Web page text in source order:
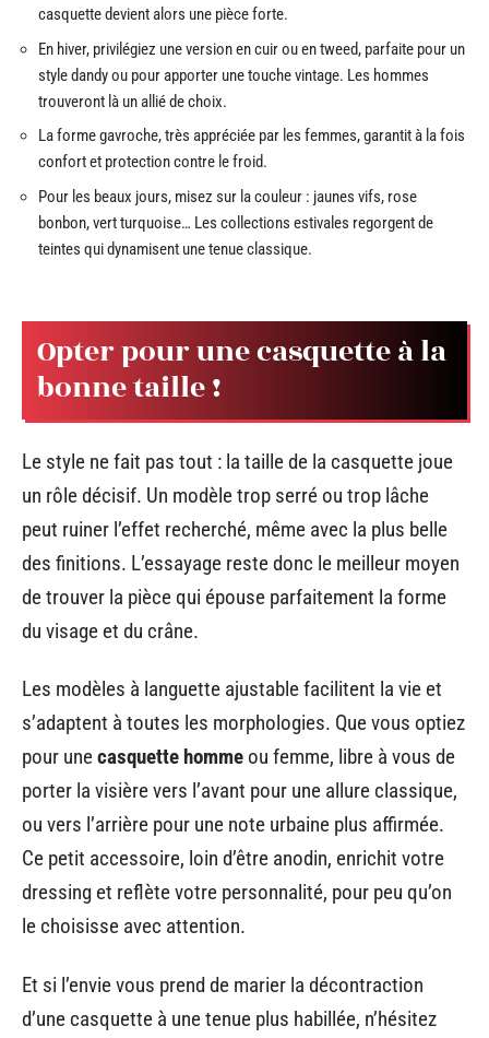
casquette devient alors une pièce forte.
En hiver, privilégiez une version en cuir ou en tweed, parfaite pour un
style dandy ou pour apporter une touche vintage. Les hommes
trouveront là un allié de choix.
La forme gavroche, très appréciée par les femmes, garantit à la fois
confort et protection contre le froid.
Pour les beaux jours, misez sur la couleur : jaunes vifs, rose
bonbon, vert turquoise… Les collections estivales regorgent de
teintes qui dynamisent une tenue classique.
Opter pour une casquette à la
bonne taille !
Le style ne fait pas tout : la taille de la casquette joue
un rôle décisif. Un modèle trop serré ou trop lâche
peut ruiner l’effet recherché, même avec la plus belle
des finitions. L’essayage reste donc le meilleur moyen
de trouver la pièce qui épouse parfaitement la forme
du visage et du crâne.
Les modèles à languette ajustable facilitent la vie et
s’adaptent à toutes les morphologies. Que vous optiez
pour unecasquette homme ou femme, libre à vous de
porter la visière vers l’avant pour une allure classique,
ou vers l’arrière pour une note urbaine plus affirmée.
Ce petit accessoire, loin d’être anodin, enrichit votre
dressing et reflète votre personnalité, pour peu qu’on
le choisisse avec attention.
Et si l’envie vous prend de marier la décontraction
d’une casquette à une tenue plus habillée, n’hésitez